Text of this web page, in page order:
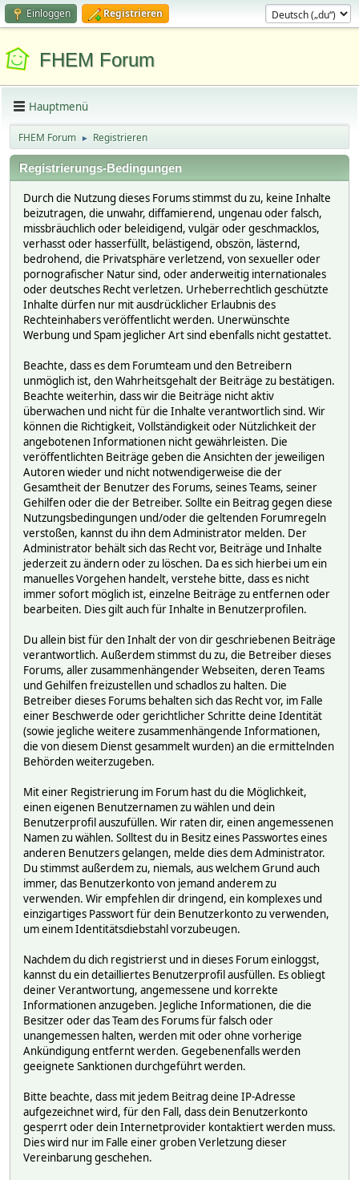
Einloggen Registrieren
FHEM Forum
Hauptmenü
FHEM Forum ► Registrieren
Registrierungs-Bedingungen
Durch die Nutzung dieses Forums stimmst du zu, keine Inhalte
beizutragen, die unwahr, diffamierend, ungenau oder falsch,
missbräuchlich oder beleidigend, vulgär oder geschmacklos,
verhasst oder hasserfüllt, belästigend, obszön, lästernd,
bedrohend, die Privatsphäre verletzend, von sexueller oder
pornografischer Natur sind, oder anderweitig internationales
oder deutsches Recht verletzen. Urheberrechtlich geschützte
Inhalte dürfen nur mit ausdrücklicher Erlaubnis des
Rechteinhabers veröffentlicht werden. Unerwünschte
Werbung und Spam jeglicher Art sind ebenfalls nicht gestattet.
Beachte, dass es dem Forumteam und den Betreibern
unmöglich ist, den Wahrheitsgehalt der Beiträge zu bestätigen.
Beachte weiterhin, dass wir die Beiträge nicht aktiv
überwachen und nicht für die Inhalte verantwortlich sind. Wir
können die Richtigkeit, Vollständigkeit oder Nützlichkeit der
angebotenen Informationen nicht gewährleisten. Die
veröffentlichten Beiträge geben die Ansichten der jeweiligen
Autoren wieder und nicht notwendigerweise die der
Gesamtheit der Benutzer des Forums, seines Teams, seiner
Gehilfen oder die der Betreiber. Sollte ein Beitrag gegen diese
Nutzungsbedingungen und/oder die geltenden Forumregeln
verstoßen, kannst du ihn dem Administrator melden. Der
Administrator behält sich das Recht vor, Beiträge und Inhalte
jederzeit zu ändern oder zu löschen. Da es sich hierbei um ein
manuelles Vorgehen handelt, verstehe bitte, dass es nicht
immer sofort möglich ist, einzelne Beiträge zu entfernen oder
bearbeiten. Dies gilt auch für Inhalte in Benutzerprofilen.
Du allein bist für den Inhalt der von dir geschriebenen Beiträge
verantwortlich. Außerdem stimmst du zu, die Betreiber dieses
Forums, aller zusammenhängender Webseiten, deren Teams
und Gehilfen freizustellen und schadlos zu halten. Die
Betreiber dieses Forums behalten sich das Recht vor, im Falle
einer Beschwerde oder gerichtlicher Schritte deine Identität
(sowie jegliche weitere zusammenhängende Informationen,
die von diesem Dienst gesammelt wurden) an die ermittelnden
Behörden weiterzugeben.
Mit einer Registrierung im Forum hast du die Möglichkeit,
einen eigenen Benutzernamen zu wählen und dein
Benutzerprofil auszufüllen. Wir raten dir, einen angemessenen
Namen zu wählen. Solltest du in Besitz eines Passwortes eines
anderen Benutzers gelangen, melde dies dem Administrator.
Du stimmst außerdem zu, niemals, aus welchem Grund auch
immer, das Benutzerkonto von jemand anderem zu
verwenden. Wir empfehlen dir dringend, ein komplexes und
einzigartiges Passwort für dein Benutzerkonto zu verwenden,
um einem Identitätsdiebstahl vorzubeugen.
Nachdem du dich registrierst und in dieses Forum einloggst,
kannst du ein detailliertes Benutzerprofil ausfüllen. Es obliegt
deiner Verantwortung, angemessene und korrekte
Informationen anzugeben. Jegliche Informationen, die die
Besitzer oder das Team des Forums für falsch oder
unangemessen halten, werden mit oder ohne vorherige
Ankündigung entfernt werden. Gegebenenfalls werden
geeignete Sanktionen durchgeführt werden.
Bitte beachte, dass mit jedem Beitrag deine IP-Adresse
aufgezeichnet wird, für den Fall, dass dein Benutzerkonto
gesperrt oder dein Internetprovider kontaktiert werden muss.
Dies wird nur im Falle einer groben Verletzung dieser
Vereinbarung geschehen.